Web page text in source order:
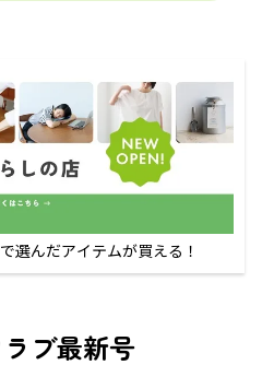
選んだアイテムが買える！
ブ最新号